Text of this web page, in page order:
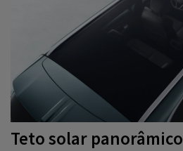
Teto solar panorâmico